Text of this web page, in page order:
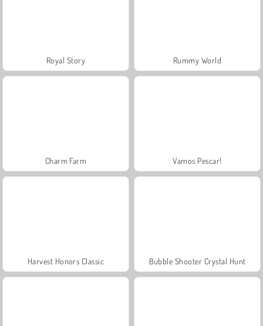
Royal Story Rummy World
Charm Farm Vamos Pescar!
Harvest Honors Classic Bubble Shooter Crystal Hunt